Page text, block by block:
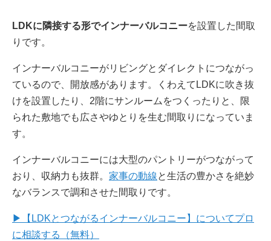
LDKに隣接する形でインナーバルコニーを設置した間取
りです。
インナーバルコニーがリビングとダイレクトにつながっ
ているので、開放感があります。くわえてLDKに吹き抜
けを設置したり、2階にサンルームをつくったりと、限
られた敷地でも広さやゆとりを生む間取りになっていま
す。
インナーバルコニーには大型のパントリーがつながって
おり、収納力も抜群。 家事の動線と生活の豊かさを絶妙
なバランスで調和させた間取りです。
▶【LDKとつながるインナーバルコニー】についてプロ
に相談する（無料）